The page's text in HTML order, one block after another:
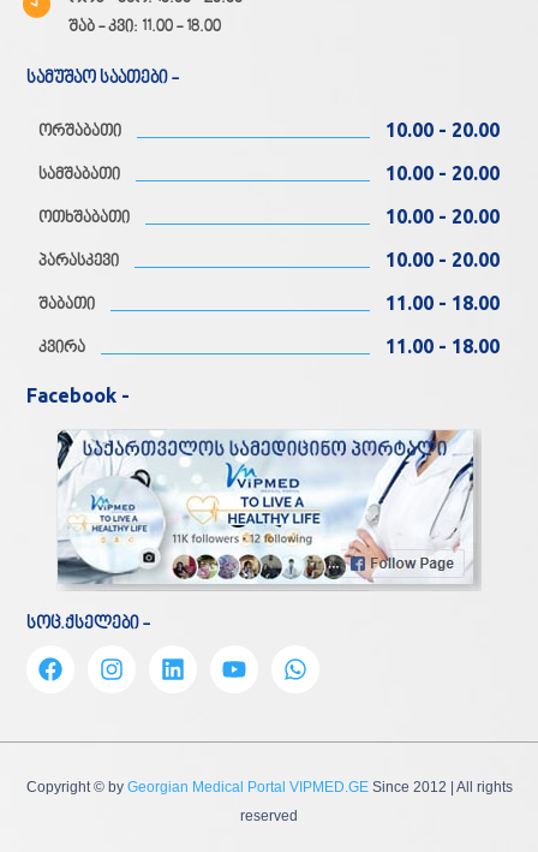
შაბ - კვი: 11.00 - 18.00
სამუშაო საათები -
ორშაბათი 10.00 - 20.00
სამშაბათი 10.00 - 20.00
ოთხშაბათი 10.00 - 20.00
პარასკევი 10.00 - 20.00
შაბათი 11.00 - 18.00
კვირა 11.00 - 18.00
Facebook -
სოც.ქსელები -
Copyright © by Georgian Medical Portal VIPMED.GE Since 2012 | All rights
reserved